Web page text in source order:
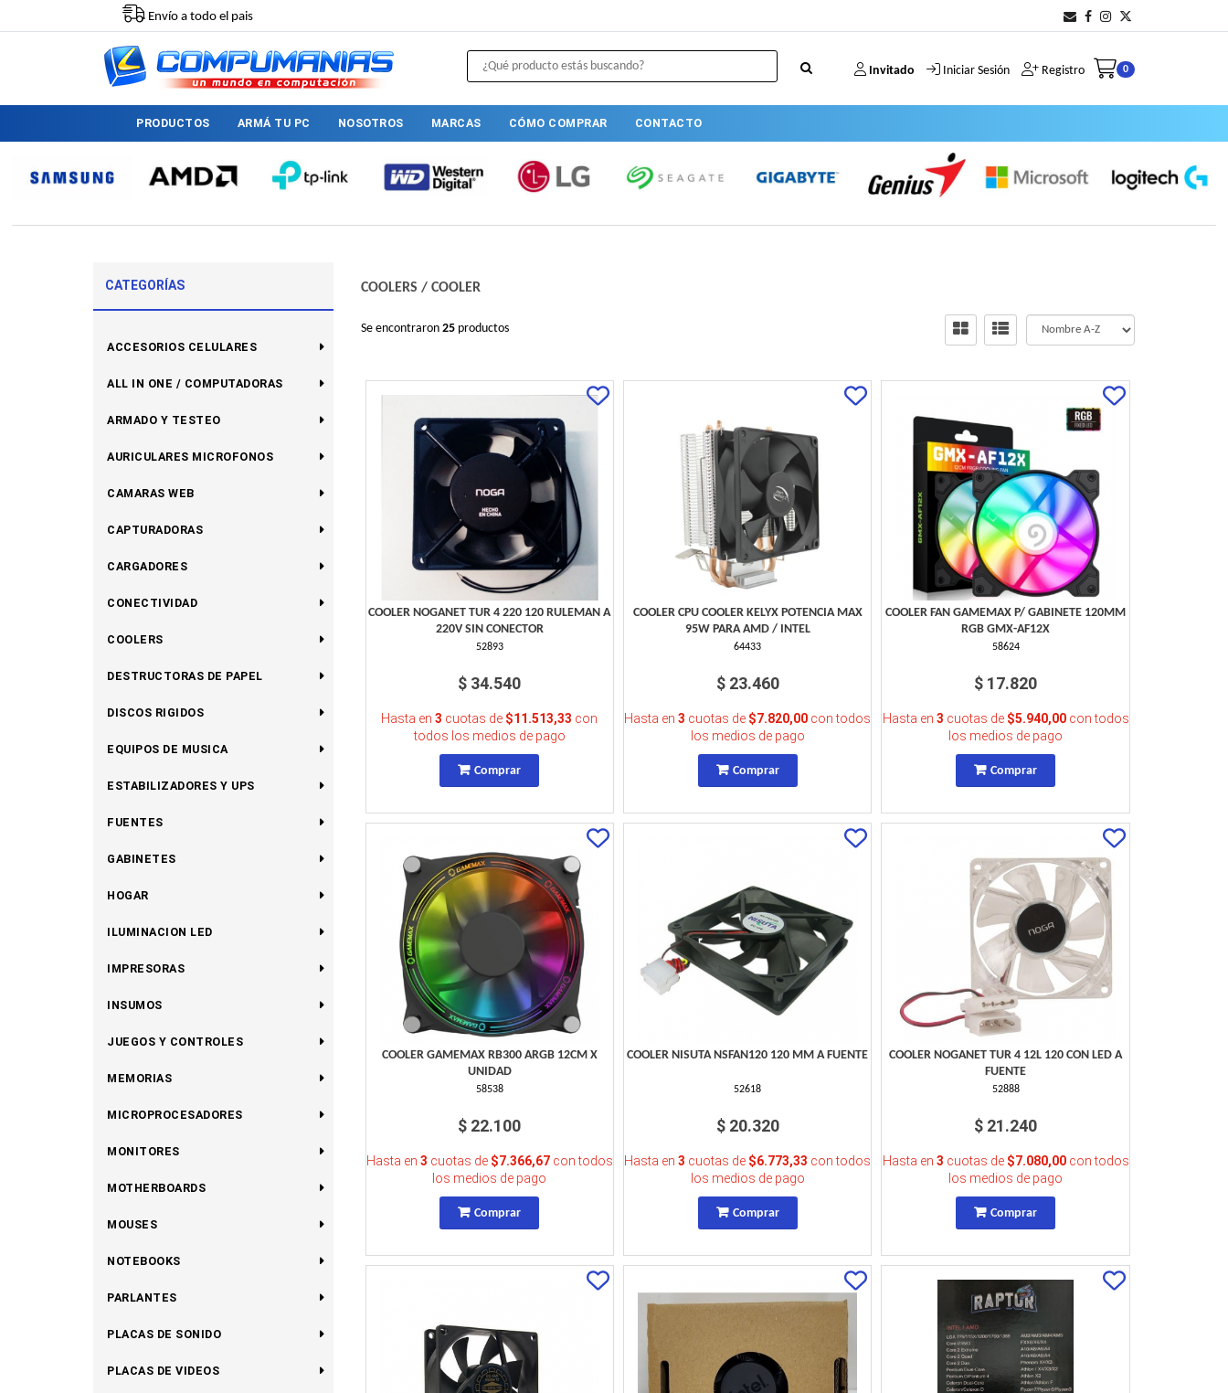
Invitado Iniciar Sesión Registro 0
PRODUCTOS ARMÁ TU PC NOSOTROS MARCAS CÓMO COMPRAR CONTACTO
Envío a todo el pais
CATEGORÍAS
ACCESORIOS CELULARES
ALL IN ONE / COMPUTADORAS
ARMADO Y TESTEO
AURICULARES MICROFONOS
CAMARAS WEB
CAPTURADORAS
CARGADORES
CONECTIVIDAD
COOLERS
DESTRUCTORAS DE PAPEL
DISCOS RIGIDOS
EQUIPOS DE MUSICA
ESTABILIZADORES Y UPS
FUENTES
GABINETES
HOGAR
ILUMINACION LED
IMPRESORAS
INSUMOS
JUEGOS Y CONTROLES
MEMORIAS
MICROPROCESADORES
MONITORES
MOTHERBOARDS
MOUSES
NOTEBOOKS
PARLANTES
PLACAS DE SONIDO
PLACAS DE VIDEOS
COOLERS / COOLER
Se encontraron 25 productos
COOLER NOGANET TUR 4 220 120 RULEMAN A
220V SIN CONECTOR
52893
$ 34.540
Hasta en3 cuotas de $11.513,33 con
todos los medios de pago
Comprar
COOLER CPU COOLER KELYX POTENCIA MAX
95W PARA AMD / INTEL
64433
$ 23.460
Hasta en3 cuotas de $7.820,00 con todos
los medios de pago
Comprar
COOLER FAN GAMEMAX P/ GABINETE 120MM
RGB GMX-AF12X
58624
$ 17.820
Hasta en 3 cuotas de $5.940,00con todos
los medios de pago
Comprar
COOLER GAMEMAX RB300 ARGB 12CM X
UNIDAD
58538
$ 22.100
Hasta en 3 cuotas de $7.366,67con todos
los medios de pago
Comprar
COOLER NISUTA NSFAN120 120 MM A FUENTE
52618
$ 20.320
Hasta en3 cuotas de $6.773,33 con todos
los medios de pago
Comprar
COOLER NOGANET TUR 4 12L 120 CON LED A
FUENTE
52888
$ 21.240
Hasta en 3 cuotas de $7.080,00con todos
los medios de pago
Comprar